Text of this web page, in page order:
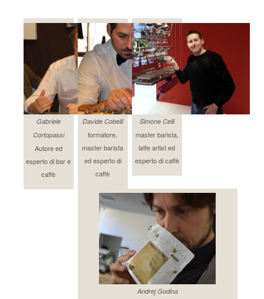
Gabriele
Cortopassi
Autore ed
esperto di bar e
caffè
Davide Cobelli
formatore,
master barista
ed esperto di
caffè
Simone Celli
master barista,
latte artist ed
esperto di caffè
Andrej Godina